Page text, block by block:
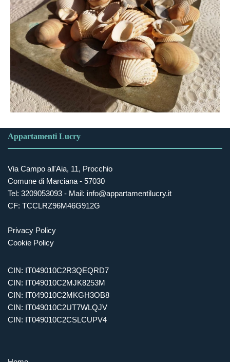
Appartamenti Lucry
Via Campo all'Aia, 11, Procchio
Comune di Marciana - 57030
Tel: 3209053093 - Mail: info@appartamentilucry.it
CF: TCCLRZ96M46G912G
Privacy Policy
Cookie Policy
CIN: IT049010C2R3QEQRD7
CIN: IT049010C2MJK8253M
CIN: IT049010C2MKGH3OB8
CIN: IT049010C2UT7WLQJV
CIN: IT049010C2CSLCUPV4